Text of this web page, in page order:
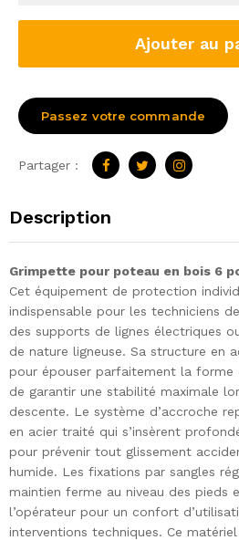
Ajouter au
Passez votre commande
Partager :
Description
Grimpette pour poteau en bois 6
Cet équipement de protection
indispensable pour les techniciens
des supports de lignes électriques
de nature ligneuse. Sa structure en
pour épouser parfaitement la forme
de garantir une stabilité maximale
descente. Le système d’accroche
en acier traité qui s’insèrent
pour prévenir tout glissement
humide. Les fixations par sangles
maintien ferme au niveau des pieds
l’opérateur pour un confort
interventions techniques. Ce